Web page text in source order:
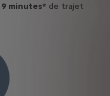
9 minutes* de trajet